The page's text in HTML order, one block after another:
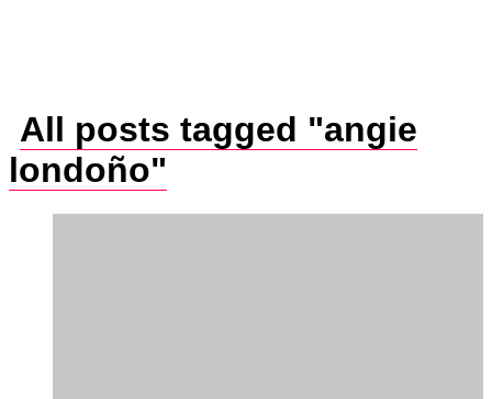
All posts tagged "angie
londoño"